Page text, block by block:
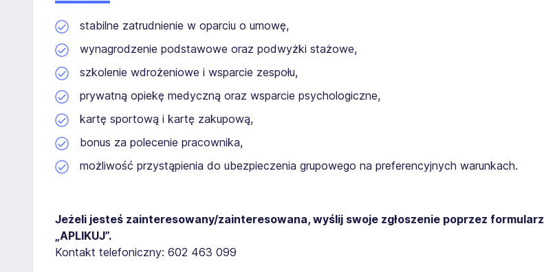
stabilne zatrudnienie w oparciu o umowę,
wynagrodzenie podstawowe oraz podwyżki stażowe,
szkolenie wdrożeniowe i wsparcie zespołu,
prywatną opiekę medyczną oraz wsparcie psychologiczne,
kartę sportową i kartę zakupową,
bonus za polecenie pracownika,
możliwość przystąpienia do ubezpieczenia grupowego na preferencyjnych warunkach.
Jeżeli jesteś zainteresowany/zainteresowana, wyślij swoje zgłoszenie poprzez formularz
„APLIKUJ”.
Kontakt telefoniczny: 602 463 099